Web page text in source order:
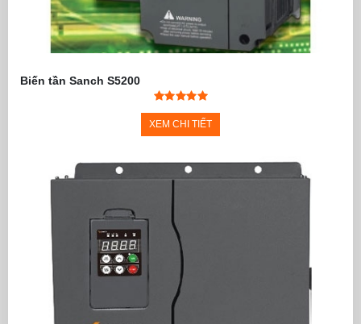
Biến tần Sanch S5200
XEM CHI TIẾT